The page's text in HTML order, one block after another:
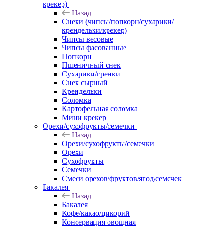
крекер)
Назад
Снеки (чипсы/попкорн/сухарики/
крендельки/крекер)
Чипсы весовые
Чипсы фасованные
Попкорн
Пшеничный снек
Сухарики/гренки
Снек сырный
Крендельки
Соломка
Картофельная соломка
Мини крекер
Орехи/сухофрукты/семечки
Назад
Орехи/сухофрукты/семечки
Орехи
Сухофрукты
Семечки
Смеси орехов/фруктов/ягод/семечек
Бакалея
Назад
Бакалея
Кофе/какао/цикорий
Консервация овощная